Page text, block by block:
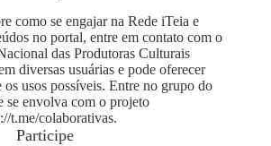
como se engajar na Rede iTeia e
no portal, entre em contato com o
das Produtoras Culturais
diversas usuárias e pode oferecer
os usos possíveis. Entre no grupo do
se envolva com o projeto
t.me/colaborativas.
Participe